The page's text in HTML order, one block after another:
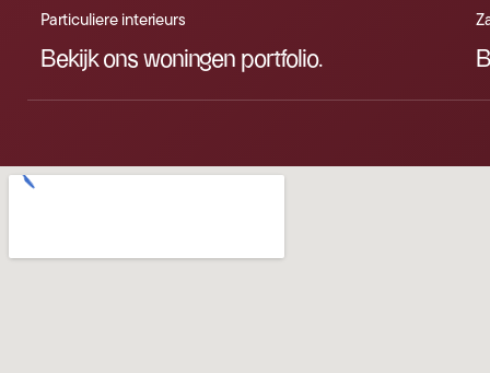
Particuliere interieurs
Bekijk ons woningen portfolio.